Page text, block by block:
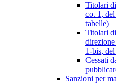
Titolari
co. 1,
tabelle)
Titolari
1-bis,
Cessati
Sanzioni per